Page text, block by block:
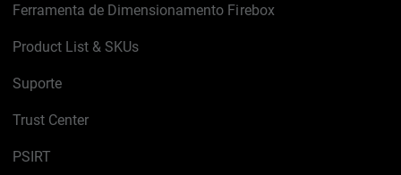
Ferramenta de Dimensionamento Firebox
Product List & SKUs
Suporte
Trust Center
PSIRT